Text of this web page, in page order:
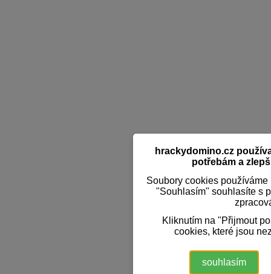
hrackydomino.cz
potřebám a
Soubory cookies
"Souhlasím" souhlasíte s
Kliknutím na "Přijmout
cookies, které jsou
souhlasím